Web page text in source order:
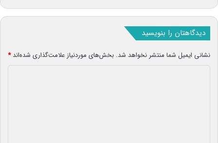
دیدگاهتان را بنویسید
نشانی ایمیل شما منتشر نخواهد شد. بخش‌های موردنیاز علامت‌گذاری شده‌اند*